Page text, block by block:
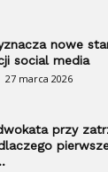
nowe
social media
27 marca 2026
przy